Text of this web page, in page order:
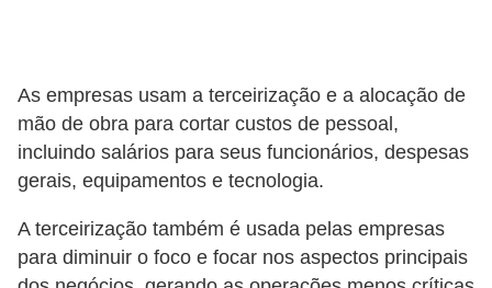
As empresas usam a terceirização e a alocação de
mão de obra para cortar custos de pessoal,
incluindo salários para seus funcionários, despesas
gerais, equipamentos e tecnologia.
A terceirização também é usada pelas empresas
para diminuir o foco e focar nos aspectos principais
n
t
o
S
o